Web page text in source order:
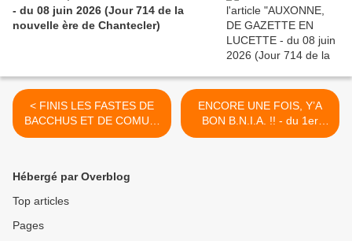
- du 08 juin 2026 (Jour 714 de la
nouvelle ère de Chantecler)
< FINIS LES FASTES DE
BACCHUS ET DE COMUS,
PLACE AU FAST ! - du 28
fondateur)
ENCORE UNE FOIS, Y’A
BON B.N.I.A. !! - du 1er
FÉVRIER 2016 (J+2602
Hébergé par Overblog
Top articles
Pages